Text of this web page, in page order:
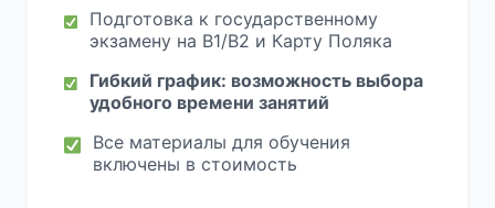
Подготовка к государственному
экзамену на B1/B2 и Карту Поляка
Гибкий график: возможность выбора
удобного времени занятий
Все материалы для обучения
включены в стоимость